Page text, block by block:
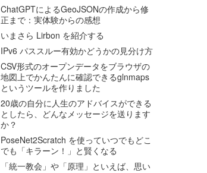
ChatGPTによるGeoJSONの作成から修
正まで：実体験からの感想
いまさら Lirbon を紹介する
IPv6 パススルー有効かどうかの見分け方
CSV形式のオープンデータをブラウザの
地図上でかんたんに確認できるglnmaps
というツールを作りました
20歳の自分に人生のアドバイスができる
としたら、どんなメッセージを送ります
か？
PoseNet2Scratch を使っていつでもどこ
でも「キラーン！」と賢くなる
「統一教会」や「原理」といえば、思い